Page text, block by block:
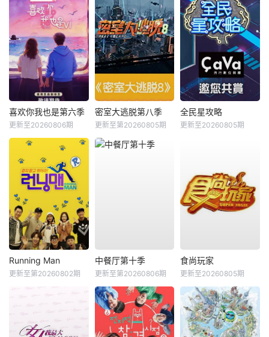
喜欢你我也是第六季
更新至20260806期
密室大逃脱第八季
更新至第20260805期
全民星攻略
更新至20260805期
Running Man
更新至第20260802期
中餐厅第十季
更新至第20260806期
食尚玩家
更新至20260805期